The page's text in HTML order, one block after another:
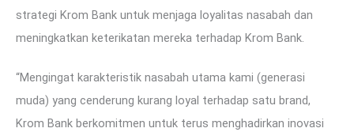
strategi Krom Bank untuk menjaga loyalitas nasabah dan
meningkatkan keterikatan mereka terhadap Krom Bank.
“Mengingat karakteristik nasabah utama kami (generasi
muda) yang cenderung kurang loyal terhadap satu brand,
Krom Bank berkomitmen untuk terus menghadirkan inovasi